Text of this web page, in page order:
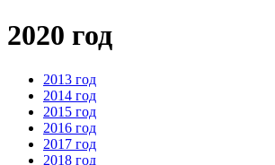
2020 год
2013 год
2014 год
2015 год
2016 год
2017 год
2018 год